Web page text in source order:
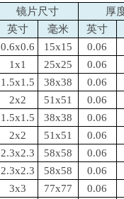
镜片尺寸 厚
英寸 毫米 英寸
0.6x0.6 15x15 0.06
1x1 25x25 0.06
1.5x1.5 38x38 0.06
2x2 51x51 0.06
1.5x1.5 38x38 0.06
2x2 51x51 0.06
2.3x2.3 58x58 0.06
2.3x2.3 58x58 0.06
3x3 77x77 0.06